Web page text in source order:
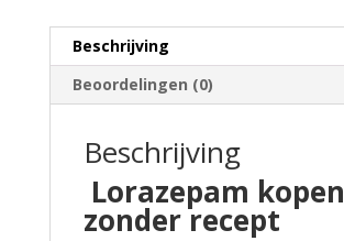
Beschrijving
Beoordelingen (0)
Beschrijving
Lorazepam kopen
zonder recept